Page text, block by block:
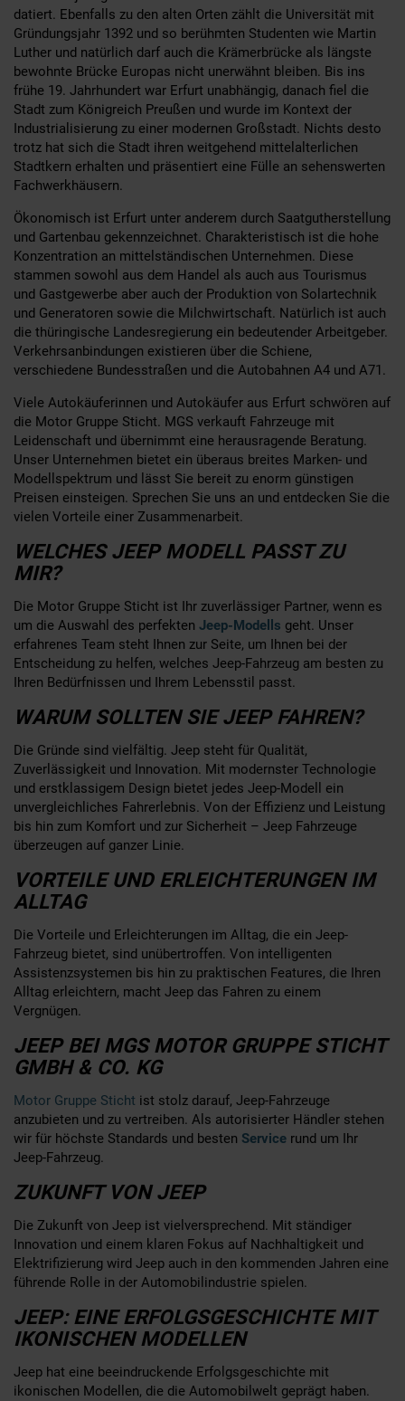
datiert. Ebenfalls zu den alten Orten zählt die Universität mit
Gründungsjahr 1392 und so berühmten Studenten wie Martin
Luther und natürlich darf auch die Krämerbrücke als längste
bewohnte Brücke Europas nicht unerwähnt bleiben. Bis ins
frühe 19. Jahrhundert war Erfurt unabhängig, danach fiel die
Stadt zum Königreich Preußen und wurde im Kontext der
Industrialisierung zu einer modernen Großstadt. Nichts desto
trotz hat sich die Stadt ihren weitgehend mittelalterlichen
Stadtkern erhalten und präsentiert eine Fülle an sehenswerten
Fachwerkhäusern.
Ökonomisch ist Erfurt unter anderem durch Saatgutherstellung
und Gartenbau gekennzeichnet. Charakteristisch ist die hohe
Konzentration an mittelständischen Unternehmen. Diese
stammen sowohl aus dem Handel als auch aus Tourismus
und Gastgewerbe aber auch der Produktion von Solartechnik
und Generatoren sowie die Milchwirtschaft. Natürlich ist auch
die thüringische Landesregierung ein bedeutender Arbeitgeber.
Verkehrsanbindungen existieren über die Schiene,
verschiedene Bundesstraßen und die Autobahnen A4 und A71.
Viele Autokäuferinnen und Autokäufer aus Erfurt schwören auf
die Motor Gruppe Sticht. MGS verkauft Fahrzeuge mit
Leidenschaft und übernimmt eine herausragende Beratung.
Unser Unternehmen bietet ein überaus breites Marken- und
Modellspektrum und lässt Sie bereit zu enorm günstigen
Preisen einsteigen. Sprechen Sie uns an und entdecken Sie die
vielen Vorteile einer Zusammenarbeit.
WELCHES JEEP MODELL PASST ZU
MIR?
Die Motor Gruppe Sticht ist Ihr zuverlässiger Partner, wenn es
um die Auswahl des perfekten Jeep-Modells geht. Unser
erfahrenes Team steht Ihnen zur Seite, um Ihnen bei der
Entscheidung zu helfen, welches Jeep-Fahrzeug am besten zu
Ihren Bedürfnissen und Ihrem Lebensstil passt.
WARUM SOLLTEN SIE JEEP FAHREN?
Die Gründe sind vielfältig. Jeep steht für Qualität,
Zuverlässigkeit und Innovation. Mit modernster Technologie
und erstklassigem Design bietet jedes Jeep-Modell ein
unvergleichliches Fahrerlebnis. Von der Effizienz und Leistung
bis hin zum Komfort und zur Sicherheit – Jeep Fahrzeuge
überzeugen auf ganzer Linie.
VORTEILE UND ERLEICHTERUNGEN IM
ALLTAG
Die Vorteile und Erleichterungen im Alltag, die ein Jeep-
Fahrzeug bietet, sind unübertroffen. Von intelligenten
Assistenzsystemen bis hin zu praktischen Features, die Ihren
Alltag erleichtern, macht Jeep das Fahren zu einem
Vergnügen.
JEEP BEI MGS MOTOR GRUPPE STICHT
GMBH & CO. KG
Motor Gruppe Sticht ist stolz darauf, Jeep-Fahrzeuge
anzubieten und zu vertreiben. Als autorisierter Händler stehen
wir für höchste Standards und besten Service rund um Ihr
Jeep-Fahrzeug.
ZUKUNFT VON JEEP
Die Zukunft von Jeep ist vielversprechend. Mit ständiger
Innovation und einem klaren Fokus auf Nachhaltigkeit und
Elektrifizierung wird Jeep auch in den kommenden Jahren eine
führende Rolle in der Automobilindustrie spielen.
JEEP: EINE ERFOLGSGESCHICHTE MIT
IKONISCHEN MODELLEN
Jeep hat eine beeindruckende Erfolgsgeschichte mit
ikonischen Modellen, die die Automobilwelt geprägt haben.